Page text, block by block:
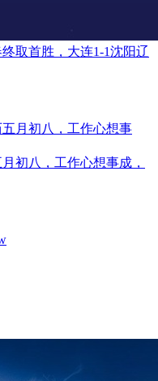
取首胜，大连1-1沈阳辽
初八，工作心想事成，